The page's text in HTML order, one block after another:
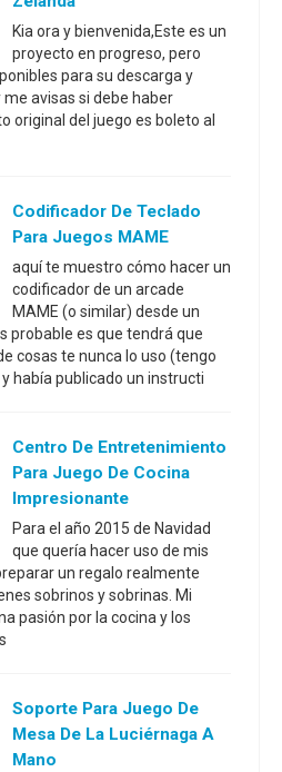
Kia ora y bienvenida,Este es un
proyecto en progreso, pero
para su descarga y
avisas si debe haber
original del juego es boleto al
Codificador De Teclado
Para Juegos MAME
aquí te muestro cómo hacer un
codificador de un arcade
MAME (o similar) desde un
probable es que tendrá que
cosas te nunca lo uso (tengo
había publicado un instructi
Centro De Entretenimiento
Para Juego De Cocina
Impresionante
Para el año 2015 de Navidad
que quería hacer uso de mis
un regalo realmente
sobrinos y sobrinas. Mi
pasión por la cocina y los
Soporte Para Juego De
Mesa De La Luciérnaga A
Mano